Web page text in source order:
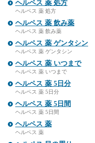
ヘルペス 薬 処方
ヘルペス 薬 処方
ヘルペス 薬 飲み薬
ヘルペス 薬 飲み薬
ヘルペス 薬 ゲンタシン
ヘルペス 薬 ゲンタシン
ヘルペス 薬 いつまで
ヘルペス 薬 いつまで
ヘルペス 薬 5日分
ヘルペス 薬 5日分
ヘルペス 薬 5日間
ヘルペス 薬 5日間
ヘルペス 薬
ヘルペス 薬